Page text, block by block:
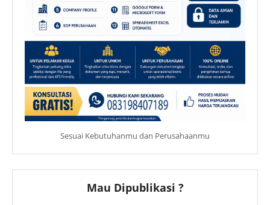
Sesuai Kebutuhanmu dan Perusahaanmu
Mau Dipublikasi ?